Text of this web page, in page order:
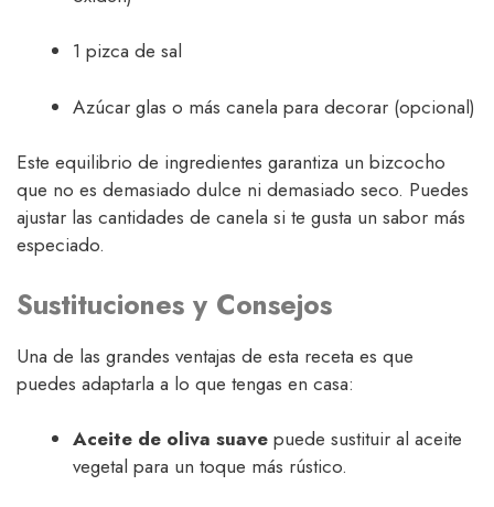
1 pizca de sal
Azúcar glas o más canela para decorar (opcional)
Este equilibrio de ingredientes garantiza un bizcocho
que no es demasiado dulce ni demasiado seco. Puedes
ajustar las cantidades de canela si te gusta un sabor más
especiado.
Sustituciones y Consejos
Una de las grandes ventajas de esta receta es que
puedes adaptarla a lo que tengas en casa:
Aceite de oliva suave puede sustituir al aceite
vegetal para un toque más rústico.